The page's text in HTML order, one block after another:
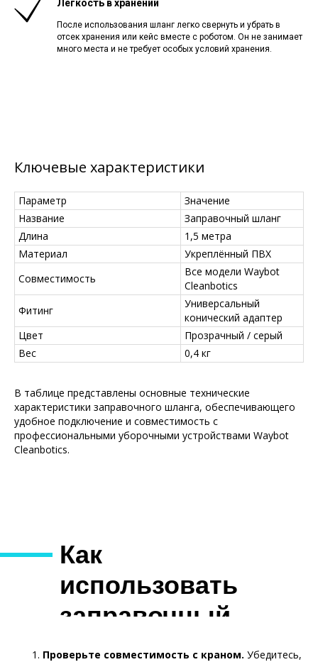
Легкость в хранении
После использования шланг легко свернуть и убрать в
отсек хранения или кейс вместе с роботом. Он не занимает
много места и не требует особых условий хранения.
Ключевые характеристики
Параметр
Значение
Название
Заправочный шланг
Длина
1,5 метра
Материал
Укреплённый ПВХ
Совместимость
Все модели Waybot
Cleanbotics
Фитинг
Универсальный
конический адаптер
Цвет
Прозрачный / серый
Вес
0,4 кг
В таблице представлены основные технические
характеристики заправочного шланга, обеспечивающего
удобное подключение и совместимость с
профессиональными уборочными устройствами Waybot
Cleanbotics.
Как
использовать
заправочный
шланг?
Проверьте совместимость с краном. Убедитесь,